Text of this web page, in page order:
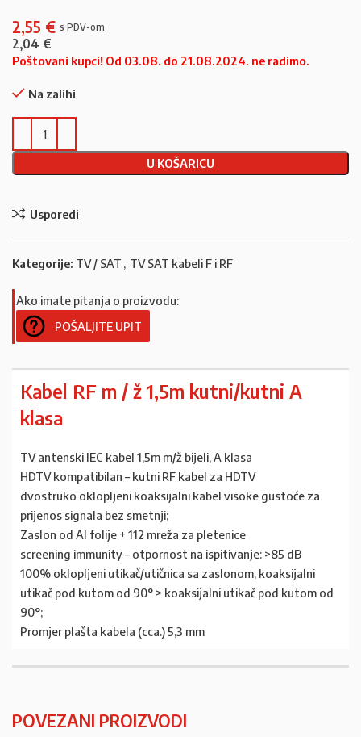
2,55 €
2,04 €
Poštovani kupci! Od 03.08. do 21.08.2024. ne radimo.
Na zalihi
U KOŠARICU
Usporedi
Kategorije: TV / SAT , TV SAT kabeli F i RF
Ako imate pitanja o proizvodu:
POŠALJITE UPIT
Kabel RF m / ž 1,5m kutni/kutni A
klasa
TV antenski IEC kabel 1,5m m/ž bijeli, A klasa
HDTV kompatibilan – kutni RF kabel za HDTV
dvostruko oklopljeni koaksijalni kabel visoke gustoće za
prijenos signala bez smetnji;
Zaslon od Al folije + 112 mreža za pletenice
screening immunity – otpornost na ispitivanje: >85 dB
100% oklopljeni utikač/utičnica sa zaslonom, koaksijalni
utikač pod kutom od 90° > koaksijalni utikač pod kutom od
90°;
Promjer plašta kabela (cca.) 5,3 mm
POVEZANI PROIZVODI